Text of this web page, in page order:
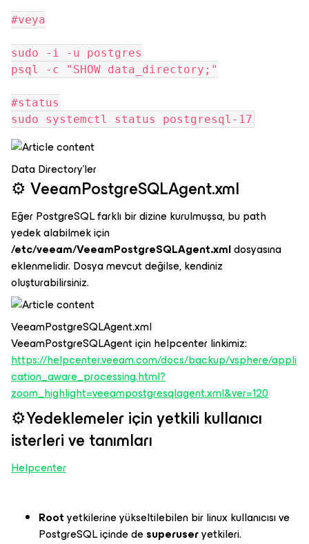
#veya
sudo -i -u postgres
psql -c "SHOW data_directory;"
#status
sudo systemctl status postgresql-17
Data Directory'ler
⚙️ VeeamPostgreSQLAgent.xml
Eğer PostgreSQL farklı bir dizine kurulmuşsa, bu path
yedek alabilmek için
/etc/veeam/VeeamPostgreSQLAgent.xmldosyasına
eklenmelidir. Dosya mevcut değilse, kendiniz
oluşturabilirsiniz.
VeeamPostgreSQLAgent.xml
VeeamPostgreSQLAgent için helpcenter linkimiz:
https://helpcenter.veeam.com/docs/backup/vsphere/appli
cation_aware_processing.html?
zoom_highlight=veeampostgresqlagent.xml&ver=120
⚙️Yedeklemeler için yetkili kullanıcı
isterleri ve tanımları
Helpcenter
Rootyetkilerine yükseltilebilen bir linux kullanıcısı ve
PostgreSQL içinde desuperuseryetkileri.